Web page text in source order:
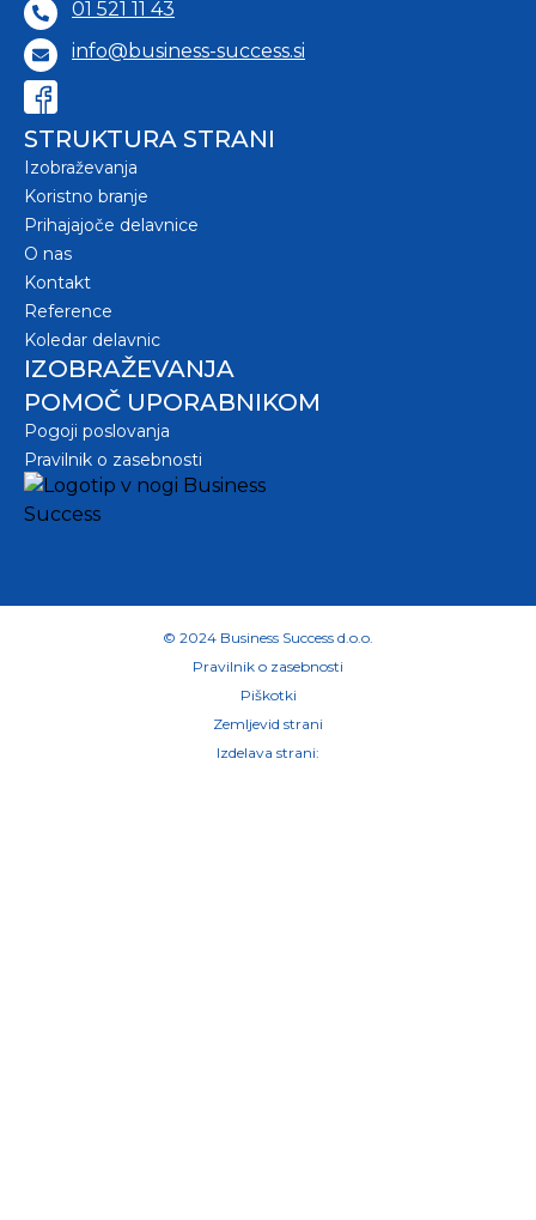
01 521 11 43
info@business-success.si
STRUKTURA STRANI
Izobraževanja
Koristno branje
Prihajajoče delavnice
O nas
Kontakt
Reference
Koledar delavnic
IZOBRAŽEVANJA
POMOČ UPORABNIKOM
Pogoji poslovanja
Pravilnik o zasebnosti
© 2024 Business Success d.o.o.
Pravilnik o zasebnosti
Piškotki
Zemljevid strani
Izdelava strani: